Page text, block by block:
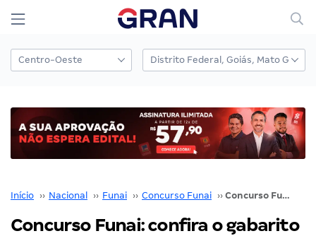
Início ›› Nacional ›› Funai ›› Concurso Funai ›› Concurso Funai: confira o gabarito preliminar!
Concurso Funai: confira o gabarito